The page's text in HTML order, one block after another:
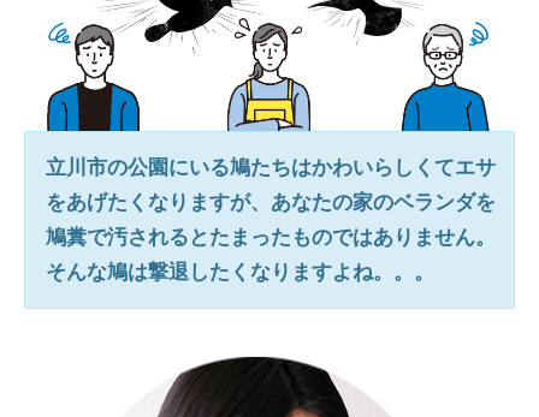
立川市の公園にいる鳩たちはかわいらしくてエサ
をあげたくなりますが、あなたの家のベランダを
鳩糞で汚されるとたまったものではありません。
そんな鳩は撃退したくなりますよね。。。